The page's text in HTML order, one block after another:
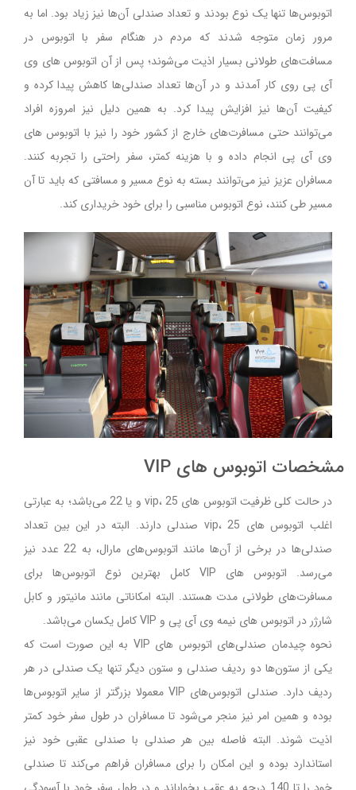
اتوبوس‌ها تنها یک نوع بودند و تعداد صندلی آن‌ها نیز زیاد بود. اما به
مرور زمان متوجه شدند که مردم در هنگام سفر با اتوبوس در
مسافت‌های طولانی بسیار اذیت می‌شوند؛ پس از آن اتوبوس های وی
آی پی روی کار آمدند و در آن‌ها تعداد صندلی‌ها کاهش پیدا کرده و
کیفیت آن‌ها نیز افزایش پیدا کرد. به همین دلیل نیز امروزه افراد
می‌توانند حتی مسافرت‌های خارج از کشور خود را نیز با اتوبوس های
وی آی پی انجام داده و با هزینه کمتر، سفر راحتی را تجربه کنند.
مسافران عزیز نیز می‌توانند بسته به نوع مسیر و مسافتی که باید تا آن
مسیر طی کنند، نوع اتوبوس مناسبی را برای خود خریداری کند.
مشخصات اتوبوس های VIP
در حالت کلی ظرفیت اتوبوس های vip، 25 و یا 22 می‌باشد؛ به عبارتی
اغلب اتوبوس های vip، 25 صندلی دارند. البته در این بین تعداد
صندلی‌ها در برخی از آن‌ها مانند اتوبوس‌های مارال، به 22 عدد نیز
می‌رسد. اتوبوس های VIP کامل بهترین نوع اتوبوس‌ها برای
مسافرت‌های طولانی مدت هستند. البته امکاناتی مانند مانیتور و کابل
شارژر در اتوبوس های نیمه وی آی پی و VIP کامل یکسان می‌باشد.
نحوه چیدمان صندلی‌های اتوبوس های VIP به این صورت است که
یکی از ستون‌ها دو ردیف صندلی و ستون دیگر تنها یک صندلی در هر
ردیف دارد. صندلی اتوبوس‌های VIP معمولا بزرگتر از سایر اتوبوس‌ها
بوده و همین امر نیز منجر می‌شود تا مسافران در طول سفر خود کمتر
اذیت شوند. البته فاصله بین هر صندلی با صندلی عقبی خود نیز
استاندارد بوده و این امکان را برای مسافران فراهم می‌کند تا صندلی